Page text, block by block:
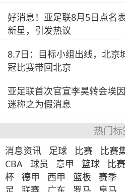
好消息！亚足联8月5日点名
新星，引发热议
8.7日：目标小组出线，北京
冠比赛带回北京
亚足联首次官宣李昊转会埃
迷称之为假消息
热门标
消息资讯 足球 比赛 比赛
CBA
球员 意甲 篮球 比
杯
德甲 西甲 篮板 赛季